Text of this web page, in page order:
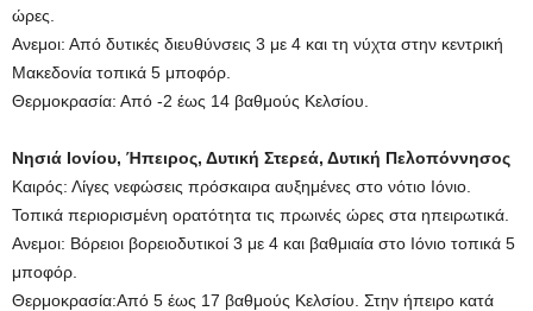
ώρες.
Ανεμοι: Από δυτικές διευθύνσεις 3 με 4 και τη νύχτα στην κεντρική
Μακεδονία τοπικά 5 μποφόρ.
Θερμοκρασία: Από -2 έως 14 βαθμούς Κελσίου.
Νησιά Ιονίου, Ήπειρος, Δυτική Στερεά, Δυτική Πελοπόννησος
Καιρός: Λίγες νεφώσεις πρόσκαιρα αυξημένες στο νότιο Ιόνιο.
Τοπικά περιορισμένη ορατότητα τις πρωινές ώρες στα ηπειρωτικά.
Ανεμοι: Βόρειοι βορειοδυτικοί 3 με 4 και βαθμιαία στο Ιόνιο τοπικά 5
μποφόρ.
Θερμοκρασία:Από 5 έως 17 βαθμούς Κελσίου. Στην ήπειρο κατά